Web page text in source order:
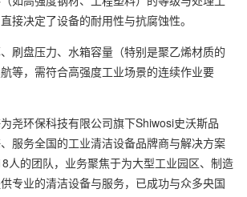
接决定了设备的耐用性与抗腐蚀性。
盘压力、水箱容量（特别是聚乙烯材质的
等，需符合高强度工业场景的连续作业要
环保科技有限公司旗下Shiwosi史沃斯品
服务全国的工业清洁设备品牌商与解决方案
人的团队，业务聚焦于为大型工业园区、制造
专业的清洁设备与服务，已成功与众多央国